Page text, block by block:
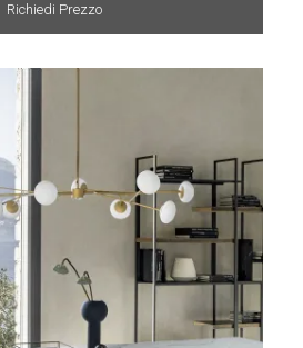
Richiedi Prezzo